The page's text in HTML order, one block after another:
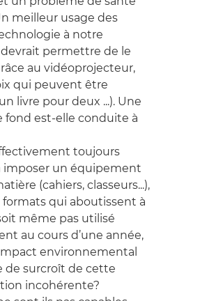
meilleur usage des
à notre
permettre de le
au vidéoprojecteur,
qui peuvent être
livre pour deux ...). Une
fond est-elle conduite à
toujours
imposer un équipement
(cahiers, classeurs...),
formats qui aboutissent à
même pas utilisé
au cours d’une année,
environnemental
de surcroît de cette
incohérente?